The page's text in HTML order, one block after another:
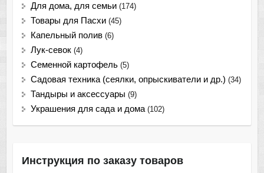
Для дома, для семьи (174)
Товары для Пасхи (45)
Капельный полив (6)
Лук-севок (4)
Семенной картофель (5)
Садовая техника (сеялки, опрыскиватели и др.) (34)
Тандыры и аксессуары (9)
Украшения для сада и дома (102)
Инструкция по заказу товаров